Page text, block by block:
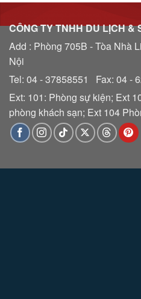
CÔNG TY TNHH DU LỊCH &
Add : Phòng 705B - Tòa Nhà
Nội
Tel: 04 - 37858551 Fax: 04 -
Ext: 101: Phòng sự kiện; Ext
phòng khách sạn; Ext 104